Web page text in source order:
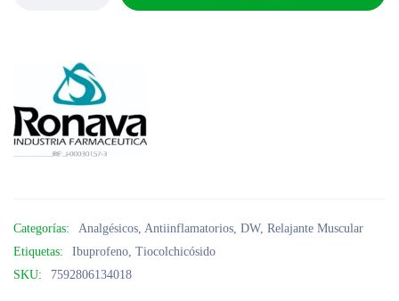
Categorías: Analgésicos Antiinflamatorios DW, Relajante Muscular
Etiquetas:
Ibuprofeno Tiocolchicósido
SKU:
7592806134018